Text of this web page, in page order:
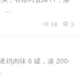
...
 58  3
鸡肉味 6 罐，凑 200-